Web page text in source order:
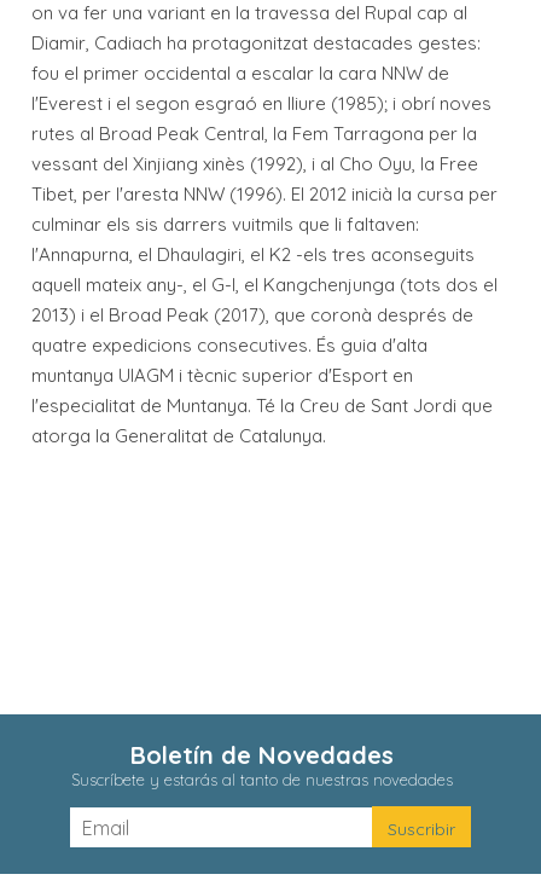
on va fer una variant en la travessa del Rupal cap al
Diamir, Cadiach ha protagonitzat destacades gestes:
fou el primer occidental a escalar la cara NNW de
l'Everest i el segon esgraó en lliure (1985); i obrí noves
rutes al Broad Peak Central, la Fem Tarragona per la
vessant del Xinjiang xinès (1992), i al Cho Oyu, la Free
Tibet, per l'aresta NNW (1996). El 2012 inicià la cursa per
culminar els sis darrers vuitmils que li faltaven:
l'Annapurna, el Dhaulagiri, el K2 -els tres aconseguits
aquell mateix any-, el G-I, el Kangchenjunga (tots dos el
2013) i el Broad Peak (2017), que coronà després de
quatre expedicions consecutives. És guia d'alta
muntanya UIAGM i tècnic superior d'Esport en
l'especialitat de Muntanya. Té la Creu de Sant Jordi que
atorga la Generalitat de Catalunya.
Boletín de Novedades
Suscríbete y estarás al tanto de nuestras novedades